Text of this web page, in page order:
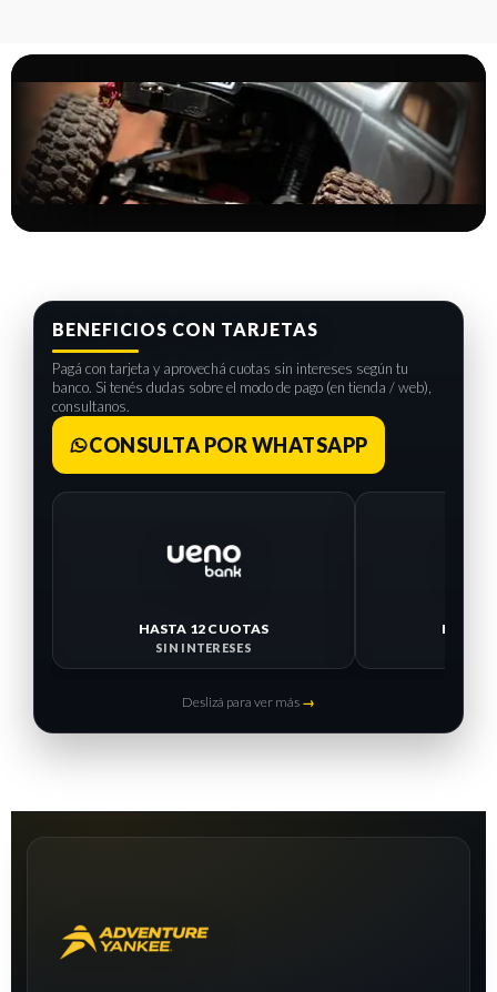
BENEFICIOS CON TARJETAS
Pagá con tarjeta y aprovechá cuotas sin intereses según tu
banco. Si tenés dudas sobre el modo de pago (en tienda / web),
consultanos.
CONSULTA POR WHATSAPP
HASTA 12 CUOTAS
SIN INTERESES
HASTA
Deslizá para ver más →